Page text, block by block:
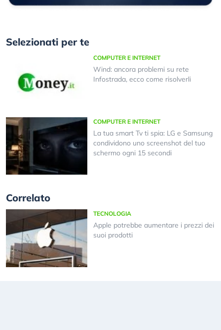
Selezionati per te
COMPUTER E INTERNET
Wind: ancora problemi su rete
Infostrada, ecco come risolverli
COMPUTER E INTERNET
La tua smart Tv ti spia: LG e Samsung
condividono uno screenshot del tuo
schermo ogni 15 secondi
Correlato
TECNOLOGIA
Apple potrebbe aumentare i prezzi dei
suoi prodotti